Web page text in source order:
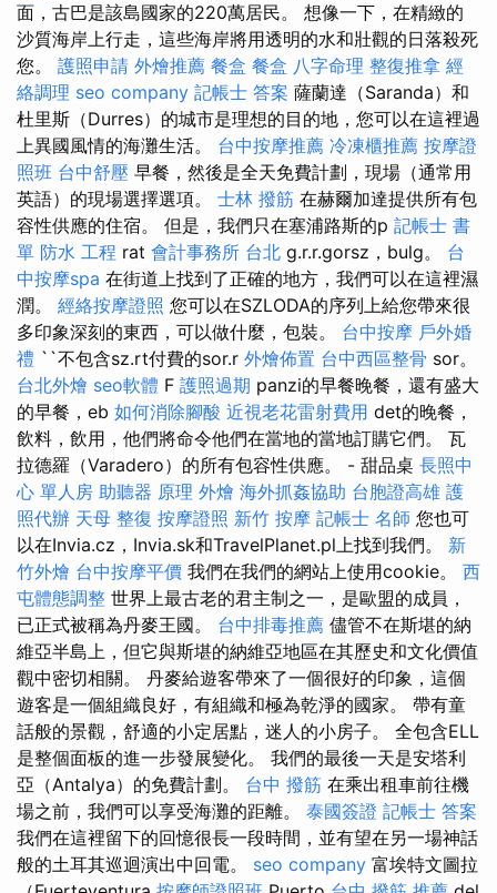
面，古巴是該島國家的220萬居民。 想像一下，在精緻的
沙質海岸上行走，這些海岸將用透明的水和壯觀的日落殺死
您。 護照申請 外燴推薦 餐盒 餐盒 八字命理 整復推拿 經
絡調理 seo company 記帳士 答案 薩蘭達（Saranda）和
杜里斯（Durres）的城市是理想的目的地，您可以在這裡過
上異國風情的海灘生活。 台中按摩推薦 冷凍櫃推薦 按摩證
照班 台中舒壓 早餐，然後是全天免費計劃，現場（通常用
英語）的現場選擇選項。 士林 撥筋 在赫爾加達提供所有包
容性供應的住宿。 但是，我們只在塞浦路斯的p 記帳士 書
單 防水 工程 rat 會計事務所 台北 g.r.r.gorsz，bulg。 台
中按摩spa 在街道上找到了正確的地方，我們可以在這裡濕
潤。 經絡按摩證照 您可以在SZLODA的序列上給您帶來很
多印象深刻的東西，可以做什麼，包裝。 台中按摩 戶外婚
禮 ``不包含sz.rt付費的sor.r 外燴佈置 台中西區整骨 sor。
台北外燴 seo軟體 F 護照過期 panzi的早餐晚餐，還有盛大
的早餐，eb 如何消除腳酸 近視老花雷射費用 det的晚餐，
飲料，飲用，他們將命令他們在當地的當地訂購它們。 瓦
拉德羅（Varadero）的所有包容性供應。 - 甜品桌 長照中
心 單人房 助聽器 原理 外燴 海外抓姦協助 台胞證高雄 護
照代辦 天母 整復 按摩證照 新竹 按摩 記帳士 名師 您也可
以在Invia.cz，Invia.sk和TravelPlanet.pl上找到我們。 新
竹外燴 台中按摩平價 我們在我們的網站上使用cookie。 西
屯體態調整 世界上最古老的君主制之一，是歐盟的成員，
已正式被稱為丹麥王國。 台中排毒推薦 儘管不在斯堪的納
維亞半島上，但它與斯堪的納維亞地區在其歷史和文化價值
觀中密​​切相關。 丹麥給遊客帶來了一個很好的印象，這個
遊客是一個組織良好，有組織和極為乾淨的國家。 帶有童
話般的景觀，舒適的小定居點，迷人的小房子。 全包含ELL
是整個面板的進一步發展變化。 我們的最後一天是安塔利
亞（Antalya）的免費計劃。 台中 撥筋 在乘出租車前往機
場之前，我們可以享受海灘的距離。 泰國簽證 記帳士 答案
我們在這裡留下的回憶很長一段時間，並有望在另一場神話
般的土耳其巡迴演出中回電。 seo company 富埃特文圖拉